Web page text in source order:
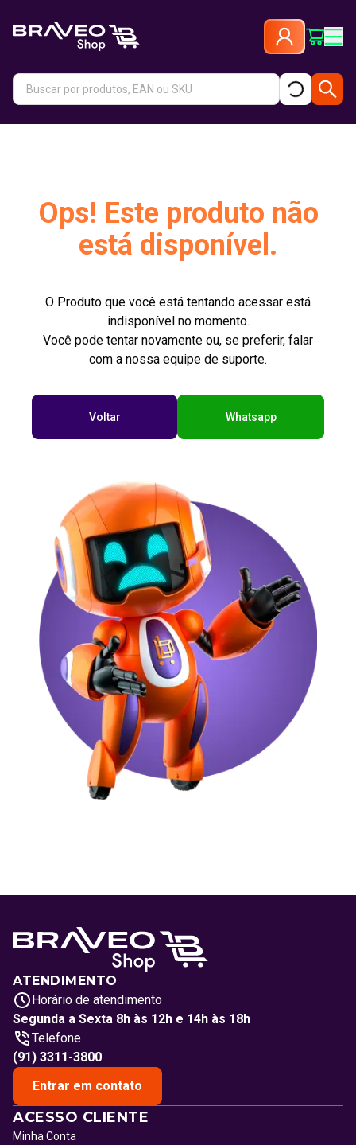
Ops! Este produto não
está disponível.
O Produto que você está tentando acessar está
indisponível no momento.
Você pode tentar novamente ou, se preferir, falar
com a nossa equipe de suporte.
Voltar Whatsapp
ATENDIMENTO
Horário de atendimento
Segunda a Sexta 8h às 12h e 14h às 18h
Telefone
(91) 3311-3800
Entrar em contato
ACESSO CLIENTE
Minha Conta